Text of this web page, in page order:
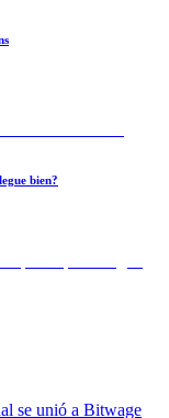
bien?
se unió a Bitwage